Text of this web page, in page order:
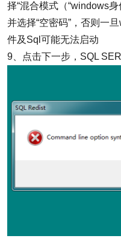
择“混合模式（“windows
并选择“空密码”，否则一
件及Sql可能无法启动
9、点击下一步，SQL